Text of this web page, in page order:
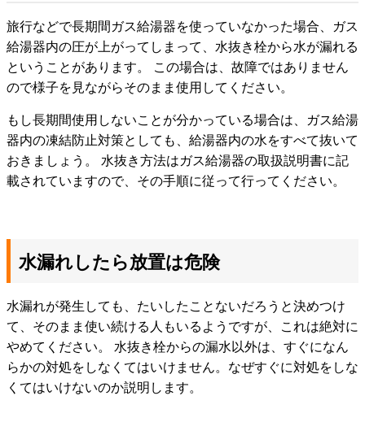
旅行などで長期間ガス給湯器を使っていなかった場合、ガス
給湯器内の圧が上がってしまって、水抜き栓から水が漏れる
ということがあります。 この場合は、故障ではありません
ので様子を見ながらそのまま使用してください。
もし長期間使用しないことが分かっている場合は、ガス給湯
器内の凍結防止対策としても、給湯器内の水をすべて抜いて
おきましょう。 水抜き方法はガス給湯器の取扱説明書に記
載されていますので、その手順に従って行ってください。
水漏れしたら放置は危険
水漏れが発生しても、たいしたことないだろうと決めつけ
て、そのまま使い続ける人もいるようですが、これは絶対に
やめてください。 水抜き栓からの漏水以外は、すぐになん
らかの対処をしなくてはいけません。なぜすぐに対処をしな
くてはいけないのか説明します。